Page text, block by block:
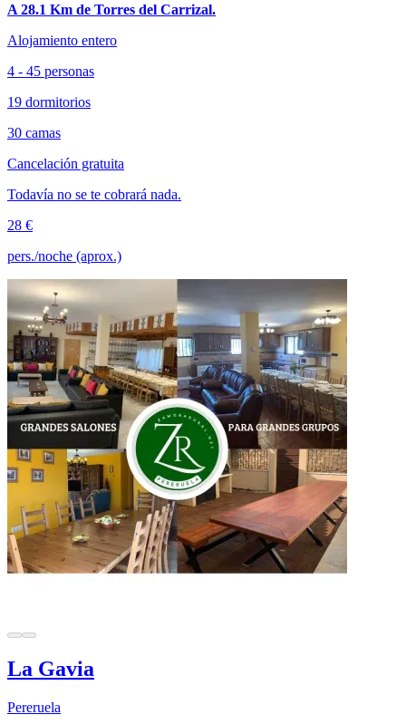
A 28.1 Km de Torres del Carrizal.
Alojamiento entero
4 - 45 personas
19 dormitorios
30 camas
Cancelación gratuita
Todavía no se te cobrará nada.
28 €
pers./noche (aprox.)
La Gavia
Pereruela